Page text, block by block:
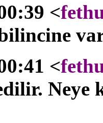
<
<
Neye